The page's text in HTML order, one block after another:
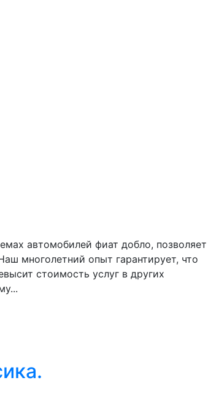
автомобилей фиат добло, позволяет
многолетний опыт гарантирует, что
стоимость услуг в других